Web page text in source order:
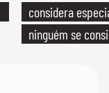
considera
ninguém se